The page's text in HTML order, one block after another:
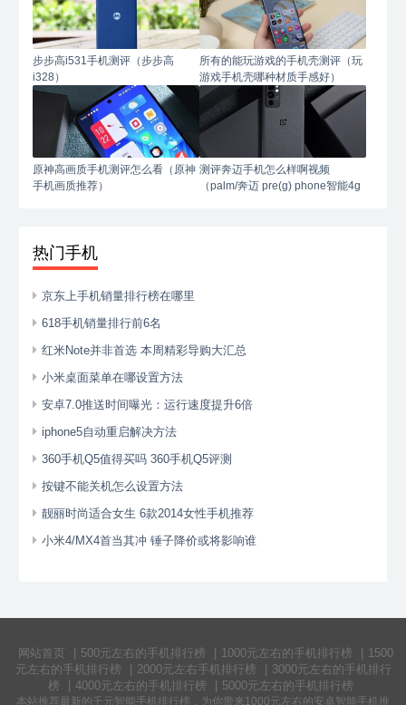
步步高i531手机测评（步步高
i328）
所有的能玩游戏的手机壳测评（玩
游戏手机壳哪种材质手感好）
原神高画质手机测评怎么看（原神
手机画质推荐）
测评奔迈手机怎么样啊视频
（palm/奔迈 pre(g) phone智能4g
热门手机
京东上手机销量排行榜在哪里
618手机销量排行前6名
红米Note并非首选 本周精彩导购大汇总
小米桌面菜单在哪设置方法
安卓7.0推送时间曝光：运行速度提升6倍
iphone5自动重启解决方法
360手机Q5值得买吗 360手机Q5评测
按键不能关机怎么设置方法
靓丽时尚适合女生 6款2014女性手机推荐
小米4/MX4首当其冲 锤子降价或将影响谁
网站首页 500元左右的手机排行榜 1000元左右的手机排行榜
1500
元左右的手机排行榜
2000元左右手机排行榜
3000元左右的手机排行
榜
4000元左右的手机排行榜 5000元左右的手机排行榜
本站推荐最新的千元智能手机排行榜 ，为你带来1000元左右的安卓智能手机推